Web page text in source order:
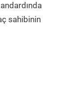
sahibinin